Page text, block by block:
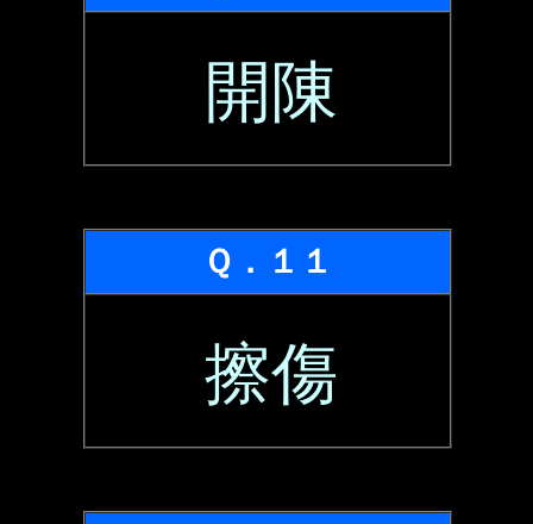
開陳
Ｑ．１１
擦傷